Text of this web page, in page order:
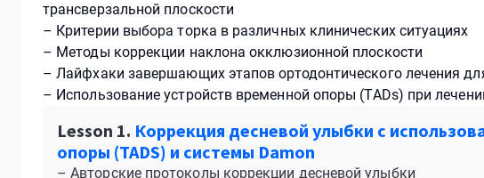
трансверзальной плоскости
– Критерии выбора торка в различных клинических ситуациях
– Методы коррекции наклона окклюзионной плоскости
– Лайфхаки завершающих этапов ортодонтического лечения
– Использование устройств временной опоры (TADs) при
Lesson 1. Коррекция десневой улыбки с
опоры (TADS) и системы Damon
– Авторские протоколы коррекции десневой улыбки